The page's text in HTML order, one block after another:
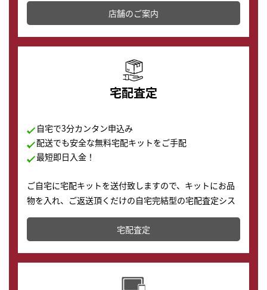
店舗を併設しており、下取りに出してお得に新しい時計
の購入もできます♪
店舗のご案内
宅配査定
自宅で3分カンタン申込み
配送でも安全な無料宅配キットをご手配
最短即日入金！
ご自宅に宅配キットを送付致しますので、キットにお品
物を入れ、ご返送頂くだけの自宅完結型の宅配査定シス
テムです。
配送でも簡単&安全に査定・買取に出すことが可能で
す。
宅配査定